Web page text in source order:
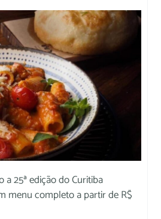
a 25ª edição do Curitiba
menu completo a partir de R$